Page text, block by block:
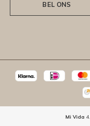
BEL ONS
Mi Vida